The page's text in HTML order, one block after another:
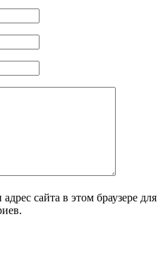
сайта в этом браузере для